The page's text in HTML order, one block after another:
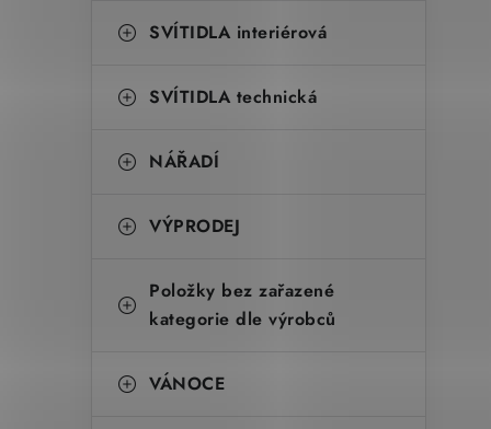
SVÍTIDLA interiérová
SVÍTIDLA technická
NÁŘADÍ
VÝPRODEJ
Položky bez zařazené
kategorie dle výrobců
VÁNOCE